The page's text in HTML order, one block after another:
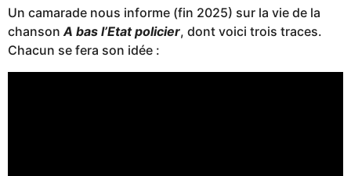
Un camarade nous informe (fin 2025) sur la vie de la
chansonA bas l’Etat policier, dont voici trois traces.
Chacun se fera son idée :